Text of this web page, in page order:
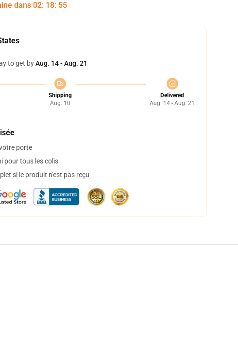
dans 02: 18: 54
to get byAug. 14 - Aug. 21
Shipping
Aug. 10
Delivered
Aug. 14 - Aug. 21
porte
pour tous les colis
si le produit n'est pas reçu